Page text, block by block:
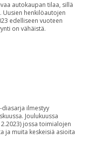
autokaupan tilaa, sillä
Uusien henkilöautojen
edelliseen vuoteen
on vähäistä.
diasarja ilmestyy
Joulukuussa
jossa toimialojen
ja muita keskeisiä asioita